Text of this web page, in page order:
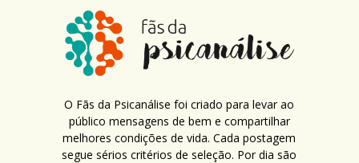
O Fãs da Psicanálise foi criado para levar ao
público mensagens de bem e compartilhar
melhores condições de vida. Cada postagem
segue sérios critérios de seleção. Por dia são